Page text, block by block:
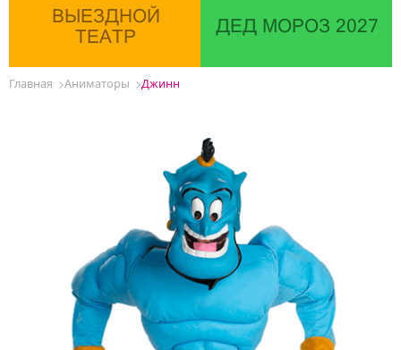
ВЫЕЗДНОЙ
ТЕАТР
ДЕД МОРОЗ 2027
Главная Аниматоры Джинн